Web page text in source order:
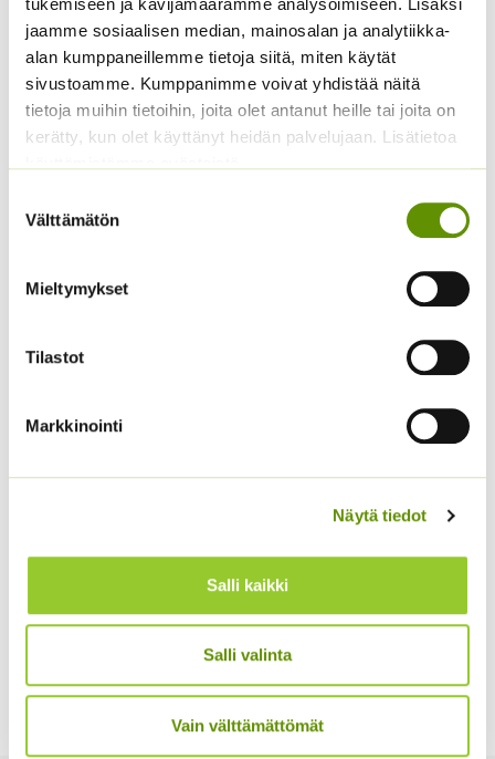
tukemiseen ja kävijämäärämme analysoimiseen. Lisäksi
jaamme sosiaalisen median, mainosalan ja analytiikka-
alan kumppaneillemme tietoja siitä, miten käytät
sivustoamme. Kumppanimme voivat yhdistää näitä
tietoja muihin tietoihin, joita olet antanut heille tai joita on
kerätty, kun olet käyttänyt heidän palvelujaan. Lisätietoa
valinta
Välttämätön
Mieltymykset
Tilastot
Markkinointi
Näytä tiedot
Salli kaikki
Salli valinta
Vain välttämättömät
Kiinanasteri Fan
sekoitus (noin 100 s.)
3,90€
Kääpiöauringonkukka
Pacino Gold
3,60€
sekoitus
Kääpiöauringonkukka
Bon sekoitus
Tarhakukonkannus
sekoitus